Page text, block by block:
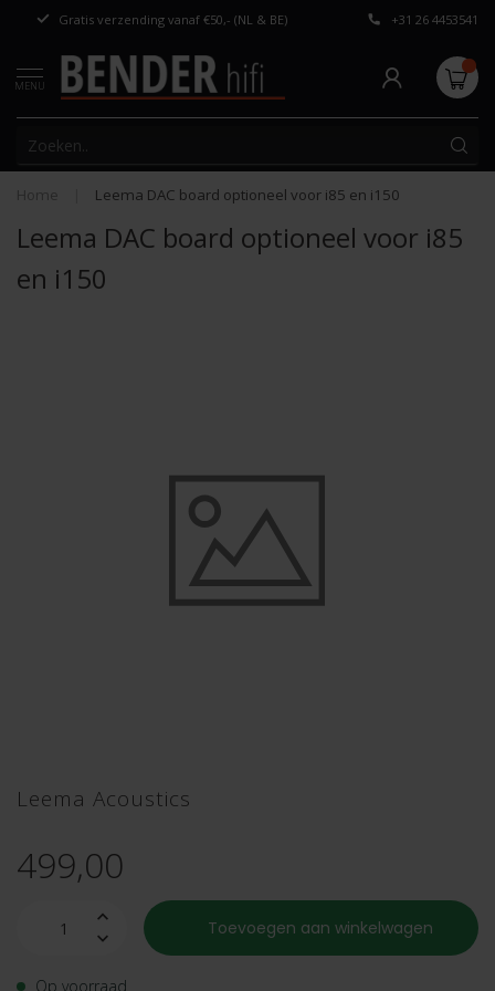
Gratis verzending vanaf €50,- (NL & BE) Persoonlijk
+31 26 4453541
MENU
Home Leema DAC board optioneel voor i85 en i150
Leema DAC board optioneel voor i85
en i150
Leema Acoustics
499,00
Toevoegen aan winkelwagen
Op voorraad